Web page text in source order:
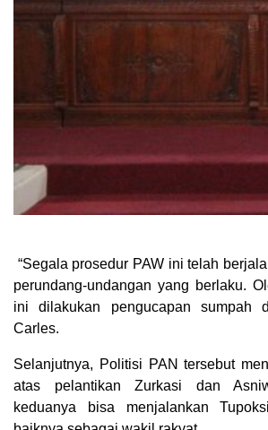
“Segala prosedur PAW ini telah
perundang-undangan yang berlaku.
ini dilakukan pengucapan sumpah
Carles.
Selanjutnya, Politisi PAN tersebut
atas pelantikan Zurkasi dan
keduanya bisa menjalankan